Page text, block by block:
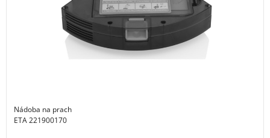
Nádoba na prach
ETA 221900170